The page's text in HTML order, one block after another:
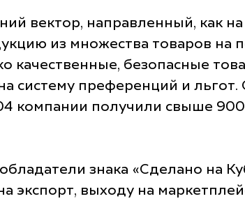
вектор, направленный, как
из множества товаров на
качественные, безопасные
систему преференций и
компании получили свыше
знака «Сделано на
экспорт, выходу на